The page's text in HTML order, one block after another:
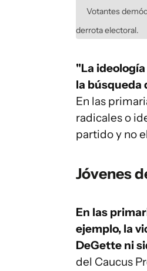
Votantes
derrota electoral.
"La
la búsqueda
En las
radicales o
partido y no
Jóvenes
En las
ejemplo, la
DeGette ni
del Caucus